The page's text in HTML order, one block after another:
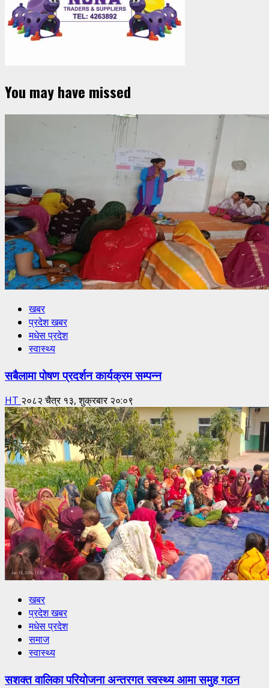
You may have missed
खबर
प्रदेश खबर
मधेस प्रदेश
स्वास्थ्य
सबैलामा पोषण प्रदर्शन कार्यक्रम सम्पन्न
HT २०८२ चैत्र १३, शुक्रबार २०:०९
खबर
प्रदेश खबर
मधेस प्रदेश
समाज
स्वास्थ्य
सशक्त वालिका परियोजना अन्तरगत स्वस्थ्य आमा समुह गठन